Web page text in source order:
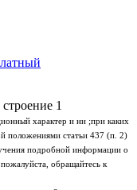
1
характер и ни ;при каких
положениями статьи 437 (п. 2)
подробной информации о
обращайтесь к